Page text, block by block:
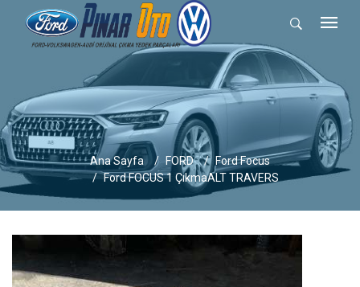
Ana Sayfa FORD
Ford Focus
Ford FOCUS 1 ÇıkmaALT TRAVERS